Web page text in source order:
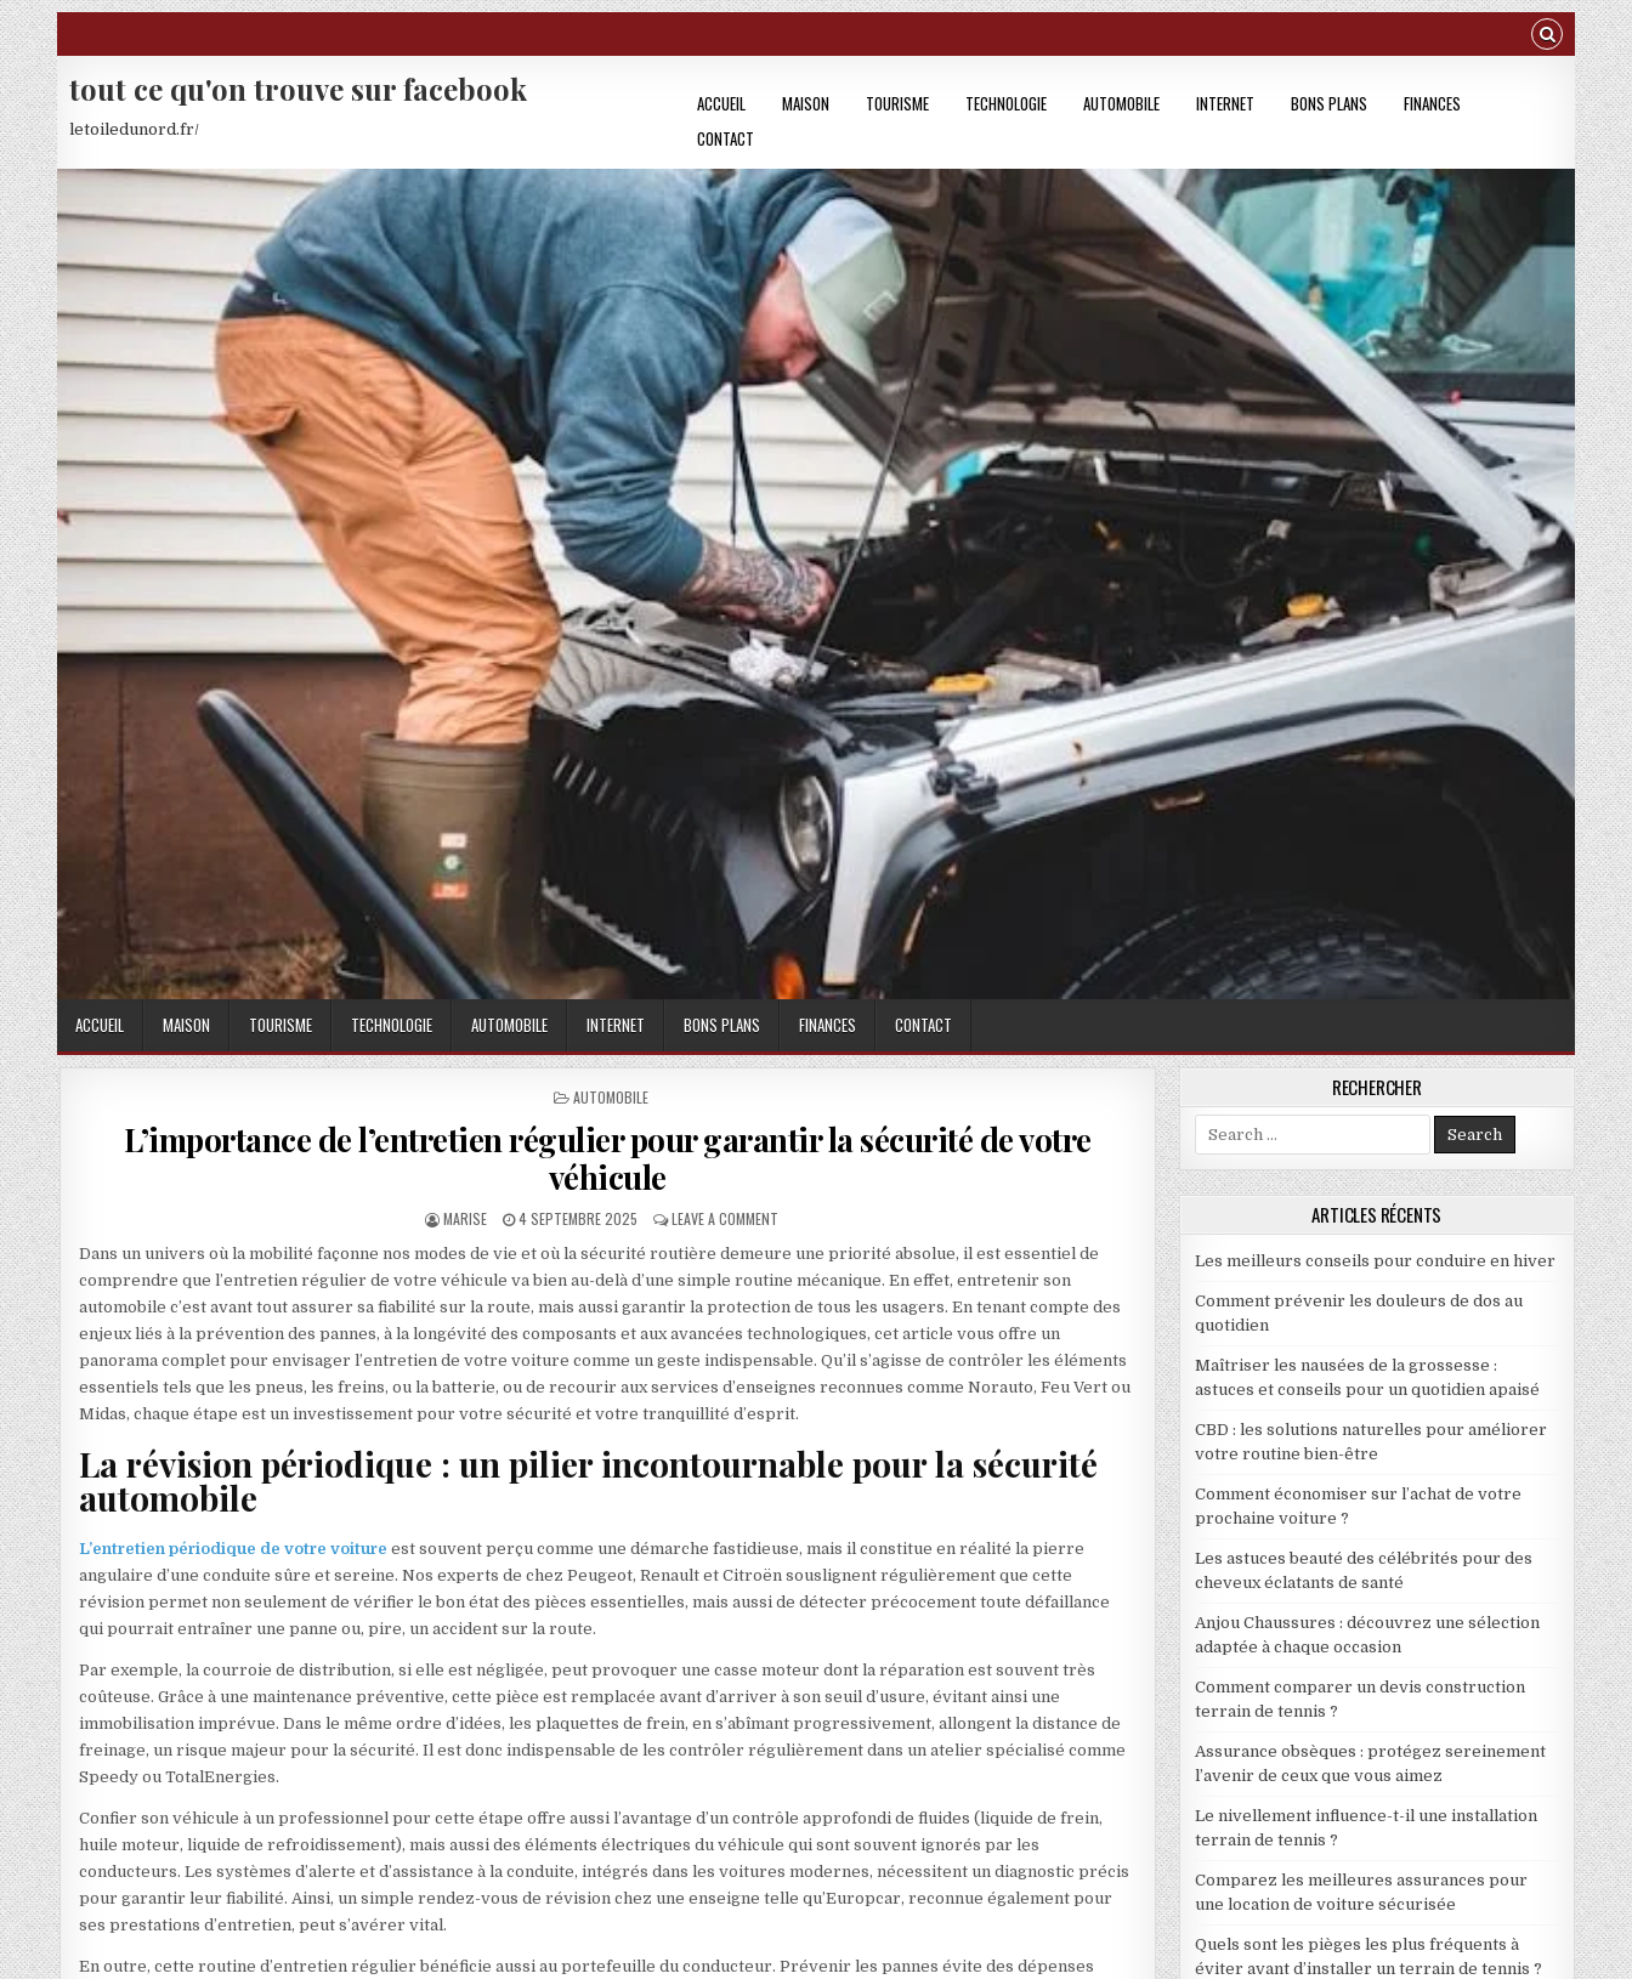
Skip to content
tout ce qu'on trouve sur facebook
letoiledunord.fr/
ACCUEIL MAISON TOURISME TECHNOLOGIE AUTOMOBILE INTERNET BONS PLANS
FINANCES
CONTACT
ACCUEIL MAISON TOURISME TECHNOLOGIE AUTOMOBILE INTERNET BONS PLANS FINANCES CONTACT
POSTED IN
AUTOMOBILE
L’importance de l’entretien régulier pour garantir la sécurité de votre
véhicule
AUTHOR:
MARISE PUBLISHED DATE:
4 SEPTEMBRE 2025 LEAVE A COMMENTON L’IMPORTANCE DE L’ENTRETIEN RÉGULIER POUR GARANTIR LA SÉCURITÉ DE VOTRE VÉHICULE
Dans un univers où la mobilité façonne nos modes de vie et où la sécurité routière demeure une priorité absolue, il est essentiel de
comprendre que l’entretien régulier de votre véhicule va bien au-delà d’une simple routine mécanique. En effet, entretenir son
automobile c’est avant tout assurer sa fiabilité sur la route, mais aussi garantir la protection de tous les usagers. En tenant compte des
enjeux liés à la prévention des pannes, à la longévité des composants et aux avancées technologiques, cet article vous offre un
panorama complet pour envisager l’entretien de votre voiture comme un geste indispensable. Qu’il s’agisse de contrôler les éléments
essentiels tels que les pneus, les freins, ou la batterie, ou de recourir aux services d’enseignes reconnues comme Norauto, Feu Vert ou
Midas, chaque étape est un investissement pour votre sécurité et votre tranquillité d’esprit.
La révision périodique : un pilier incontournable pour la sécurité
automobile
L’entretien périodique de votre voiture est souvent perçu comme une démarche fastidieuse, mais il constitue en réalité la pierre
angulaire d’une conduite sûre et sereine. Nos experts de chez Peugeot, Renault et Citroën souslignent régulièrement que cette
révision permet non seulement de vérifier le bon état des pièces essentielles, mais aussi de détecter précocement toute défaillance
qui pourrait entraîner une panne ou, pire, un accident sur la route.
Par exemple, la courroie de distribution, si elle est négligée, peut provoquer une casse moteur dont la réparation est souvent très
coûteuse. Grâce à une maintenance préventive, cette pièce est remplacée avant d’arriver à son seuil d’usure, évitant ainsi une
immobilisation imprévue. Dans le même ordre d’idées, les plaquettes de frein, en s’abîmant progressivement, allongent la distance de
freinage, un risque majeur pour la sécurité. Il est donc indispensable de les contrôler régulièrement dans un atelier spécialisé comme
Speedy ou TotalEnergies.
Confier son véhicule à un professionnel pour cette étape offre aussi l’avantage d’un contrôle approfondi de fluides (liquide de frein,
huile moteur, liquide de refroidissement), mais aussi des éléments électriques du véhicule qui sont souvent ignorés par les
conducteurs. Les systèmes d’alerte et d’assistance à la conduite, intégrés dans les voitures modernes, nécessitent un diagnostic précis
pour garantir leur fiabilité. Ainsi, un simple rendez-vous de révision chez une enseigne telle qu’Europcar, reconnue également pour
ses prestations d’entretien, peut s’avérer vital.
En outre, cette routine d’entretien régulier bénéficie aussi au portefeuille du conducteur. Prévenir les pannes évite des dépenses
RECHERCHER
Search for:
ARTICLES RÉCENTS
Les meilleurs conseils pour conduire en hiver
Comment prévenir les douleurs de dos au
quotidien
Maîtriser les nausées de la grossesse :
astuces et conseils pour un quotidien apaisé
CBD : les solutions naturelles pour améliorer
votre routine bien-être
Comment économiser sur l’achat de votre
prochaine voiture ?
Les astuces beauté des célébrités pour des
cheveux éclatants de santé
Anjou Chaussures : découvrez une sélection
adaptée à chaque occasion
Comment comparer un devis construction
terrain de tennis ?
Assurance obsèques : protégez sereinement
l’avenir de ceux que vous aimez
Le nivellement influence-t-il une installation
terrain de tennis ?
Comparez les meilleures assurances pour
une location de voiture sécurisée
Quels sont les pièges les plus fréquents à
éviter avant d’installer un terrain de tennis ?